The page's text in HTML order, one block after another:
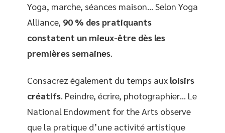
Yoga, marche, séances maison… Selon Yoga
Alliance, 90 % des pratiquants
constatent un mieux-être dès les
premières semaines.
Consacrez également du temps aux loisirs
créatifs . Peindre, écrire, photographier… Le
National Endowment for the Arts observe
que la pratique d’une activité artistique